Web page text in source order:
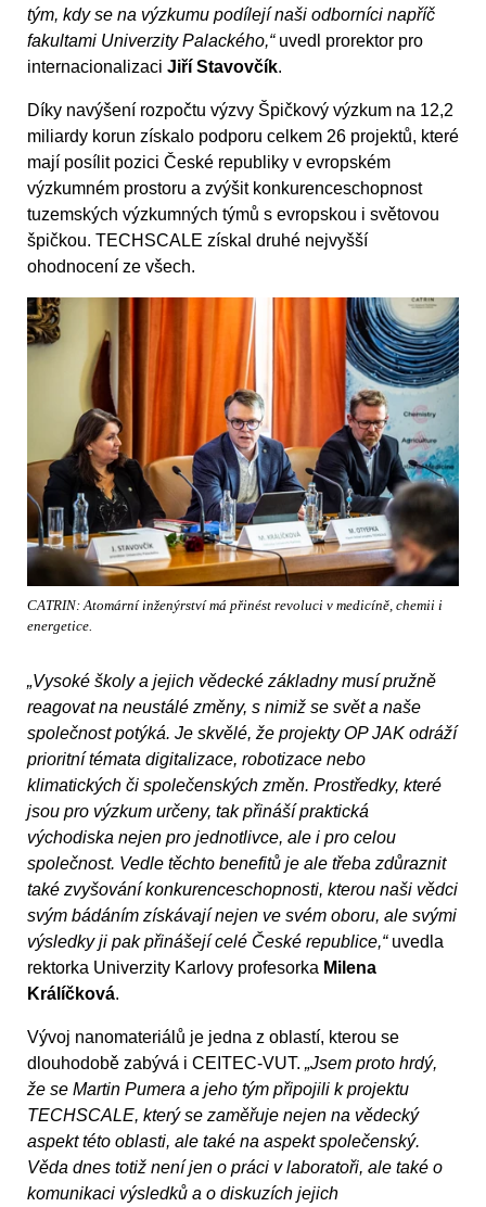
tým, kdy se na výzkumu podílejí naši odborníci napříč
fakultami Univerzity Palackého,“uvedl prorektor pro
internacionalizaci Jiří Stavovčík.
Díky navýšení rozpočtu výzvy Špičkový výzkum na 12,2
miliardy korun získalo podporu celkem 26 projektů, které
mají posílit pozici České republiky v evropském
výzkumném prostoru a zvýšit konkurenceschopnost
tuzemských výzkumných týmů s evropskou i světovou
špičkou. TECHSCALE získal druhé nejvyšší
ohodnocení ze všech.
CATRIN: Atomární inženýrství má přinést revoluci v medicíně, chemii i
energetice.
„Vysoké školy a jejich vědecké základny musí pružně
reagovat na neustálé změny, s nimiž se svět a naše
společnost potýká. Je skvělé, že projekty OP JAK odráží
prioritní témata digitalizace, robotizace nebo
klimatických či společenských změn. Prostředky, které
jsou pro výzkum určeny, tak přináší praktická
východiska nejen pro jednotlivce, ale i pro celou
společnost. Vedle těchto benefitů je ale třeba zdůraznit
také zvyšování konkurenceschopnosti, kterou naši vědci
svým bádáním získávají nejen ve svém oboru, ale svými
výsledky ji pak přinášejí celé České republice,“uvedla
rektorka Univerzity Karlovy profesorka Milena
Králíčková.
Vývoj nanomateriálů je jedna z oblastí, kterou se
dlouhodobě zabývá i CEITEC-VUT. „Jsem proto hrdý,
že se Martin Pumera a jeho tým připojili k projektu
TECHSCALE, který se zaměřuje nejen na vědecký
aspekt této oblasti, ale také na aspekt společenský.
Věda dnes totiž není jen o práci v laboratoři, ale také o
komunikaci výsledků a o diskuzích jejich